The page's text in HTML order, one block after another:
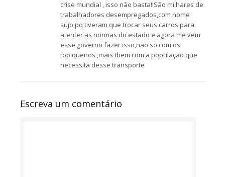
crise mundial , isso não basta!!São milhares de
trabalhadores desempregados,com nome
sujo,pq tiveram que trocar seus carros para
atenter as normas do estado e agora me vem
esse governo fazer isso,não so com os
topiqueiros ,mais tbem com a população que
necessita desse transporte
Escreva um comentário